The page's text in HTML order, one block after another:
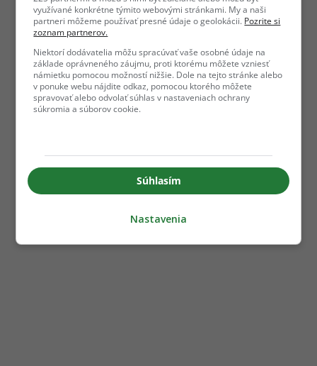
využívané konkrétne týmito webovými stránkami. My a naši
partneri môžeme používať presné údaje o geolokácii. Pozrite si
zoznam partnerov.
Niektorí dodávatelia môžu spracúvať vaše osobné údaje na
základe oprávneného záujmu, proti ktorému môžete vzniesť
námietku pomocou možností nižšie. Dole na tejto stránke alebo
v ponuke webu nájdite odkaz, pomocou ktorého môžete
spravovať alebo odvolať súhlas v nastaveniach ochrany
súkromia a súborov cookie.
Súhlasím
Nastavenia